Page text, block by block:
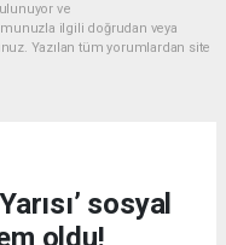
ve
ilgili doğrudan veya
Yazılan tüm yorumlardan site
sosyal
oldu!